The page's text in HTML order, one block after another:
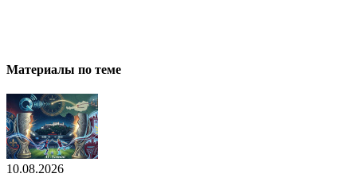
Материалы по теме
10.08.2026